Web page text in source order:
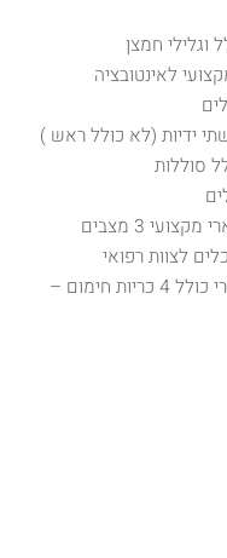
חמצן
ידיות (לא כולל ראש )
סוללות
3 מצבים
לצוות רפואי
הידרוקולטור CHATTANOOGA מקורי כולל 4 כריות חימום –